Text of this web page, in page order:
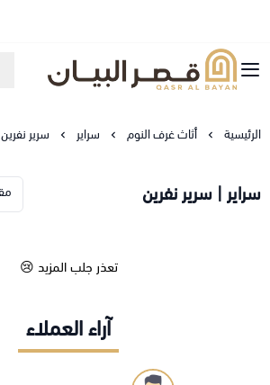
قصر البيان للمفارش والاثاث
الرئيسية أثاث غرف النوم سراير سرير نفرين
سراير | سرير نفرين
تعذر جلب المزيد 😢
آراء العملاء